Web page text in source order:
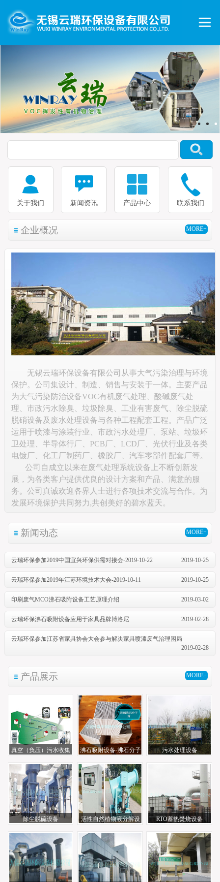
关于我们 新闻资讯 产品中心 联系我们
企业概况 MORE+
无锡云瑞环保设备有限公司从事大气污染治理与环境
保护。公司集设计、制造、销售与安装于一体。主要产品
为大气污染防治设备VOC有机废气处理、酸碱废气处
理、市政污水除臭、垃圾除臭、工业有害废气、除尘脱硫
脱硝设备及废水处理设备与各种工程配套工程。产品广泛
运用于喷漆与涂装行业、市政污水处理厂、泵站、垃圾环
卫处理、半导体行厂、PCB厂、LCD厂、光伏行业及各类
电镀厂、化工厂制药厂、橡胶厂、汽车零部件配套厂等。
公司自成立以来在废气处理系统设备上不断创新发
展，为各类客户提供优良的设计方案和产品、满意的服
务。公司真诚欢迎各界人士进行各项技术交流与合作。为
发展环境保护共同努力,共创美好的碧水蓝天。
新闻动态 MORE+
云瑞环保参加2019中国宜兴环保供需对接会-2019-10-22 2019-10-25
云瑞环保参加2019年江苏环境技术大会-2019-10-11 2019-10-25
印刷废气MCO沸石吸附设备工艺原理介绍 2019-03-02
云瑞环保沸石吸附设备应用于家具品牌博洛尼 2019-02-28
云瑞环保参加江苏省家具协会大会参与解决家具喷漆废气治理困局
2019-02-28
产品展示 MORE+
真空（负压）污水收集
沸石吸附设备-沸石分子
污水处理设备
除尘脱硫设备
活性自然植物液分解设
RTO蓄热焚烧设备